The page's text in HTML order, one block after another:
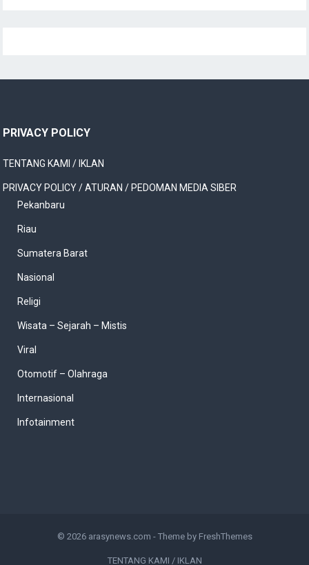
PRIVACY POLICY
TENTANG KAMI / IKLAN
PRIVACY POLICY / ATURAN / PEDOMAN MEDIA SIBER
Pekanbaru
Riau
Sumatera Barat
Nasional
Religi
Wisata – Sejarah – Mistis
Viral
Otomotif – Olahraga
Internasional
Infotainment
© 2026 arasynews.com - Theme by FreshThemes
TENTANG KAMI / IKLAN